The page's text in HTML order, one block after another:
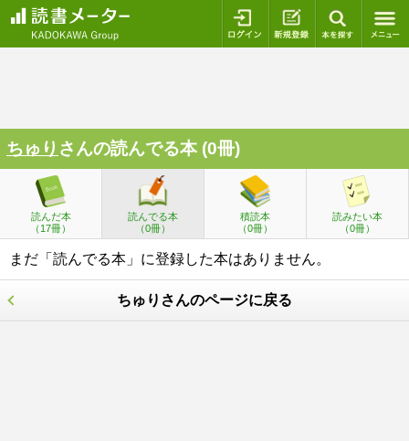
ログイン 新規登録
ちゅり さんの読んでる本 (0冊)
読んだ本
（17冊）
読んでる本
（0冊）
積読本
（0冊）
読みたい本
（0冊）
まだ「読んでる本」に登録した本はありません。
ちゅりさんのページに戻る